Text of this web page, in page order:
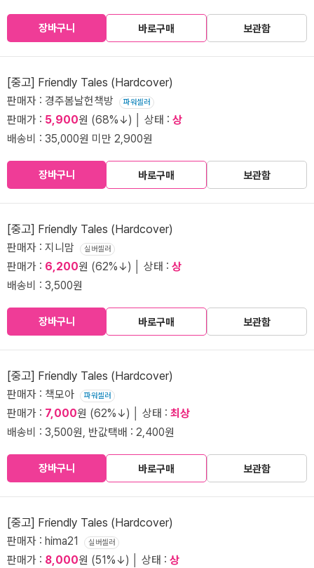
장바구니 바로구매 보관함
[중고] Friendly Tales (Hardcover)
판매자 : 경주봄날헌책방 파워셀러
판매가 : 5,900원 (68%↓) │ 상태 : 상
배송비 : 35,000원 미만 2,900원
장바구니 바로구매 보관함
[중고] Friendly Tales (Hardcover)
판매자 : 지니맘 실버셀러
판매가 : 6,200원 (62%↓) │ 상태 : 상
배송비 : 3,500원
장바구니 바로구매 보관함
[중고] Friendly Tales (Hardcover)
판매자 : 책모아 파워셀러
판매가 : 7,000원 (62%↓) │ 상태 : 최상
배송비 : 3,500원, 반값택배 : 2,400원
장바구니 바로구매 보관함
[중고] Friendly Tales (Hardcover)
판매자 : hima21 실버셀러
판매가 : 8,000원 (51%↓) │ 상태 : 상